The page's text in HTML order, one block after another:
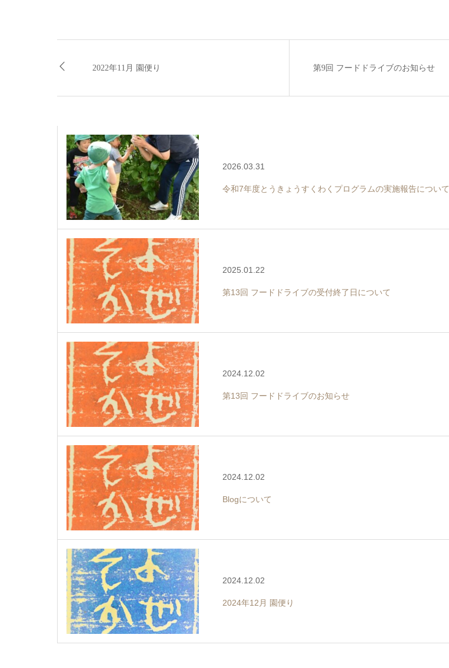
2022年11月 園便り 第9回 フードドライブのお知らせ
2026.03.31
令和7年度とうきょうすくわくプログラムの実施報告について
2025.01.22
第13回 フードドライブの受付終了日について
2024.12.02
第13回 フードドライブのお知らせ
2024.12.02
Blogについて
2024.12.02
2024年12月 園便り